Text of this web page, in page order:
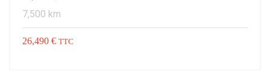
7,500 km
26,490 € TTC